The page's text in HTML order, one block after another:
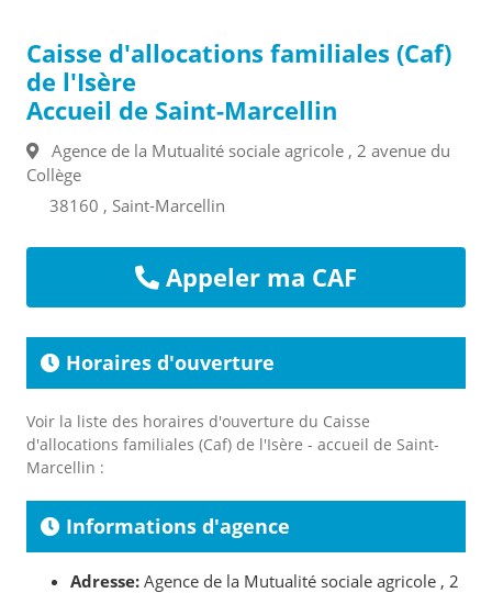
Caisse d'allocations familiales (Caf)
de l'Isère
Accueil de Saint-Marcellin
Agence de la Mutualité sociale agricole , 2 avenue du
Collège
38160 , Saint-Marcellin
Appeler ma CAF
Horaires d'ouverture
Voir la liste des horaires d'ouverture du Caisse
d'allocations familiales (Caf) de l'Isère - accueil de Saint-
Marcellin :
Informations d'agence
Adresse: Agence de la Mutualité sociale agricole , 2